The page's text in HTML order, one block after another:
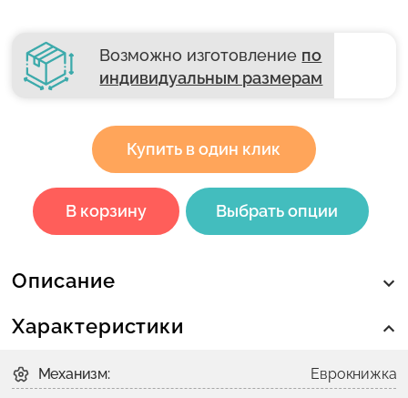
Возможно изготовление по
индивидуальным размерам
Купить в один клик
В корзину Выбрать опции
Описание
Характеристики
Механизм:
Еврокнижка